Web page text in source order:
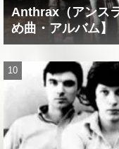
Anthrax（アンス
め曲・アルバム】